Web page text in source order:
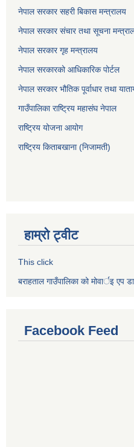
नेपाल सरकार सहरी बिकास मन्त्रालय
नेपाल सरकार संचार तथा सूचना
नेपाल सरकार गृह मन्त्रालय
नेपाल सरकारको आधिकारिक पोर्टल
नेपाल सरकार भौतिक पूर्वाधार तथा
गाउँपालिका राष्ट्रिय महासंघ नेपाल
राष्ट्रिय योजना आयोग
राष्ट्रिय किताबखाना (निजामती)
हाम्रो ट्वीट
This click
बराहताल गाउँपालिका को मोवार्इ एप
Facebook Feed